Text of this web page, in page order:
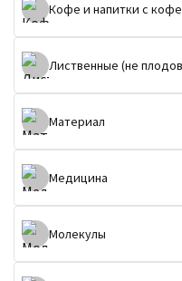
Кофе и напитки с кофе
Материал
Медицина
Молекулы